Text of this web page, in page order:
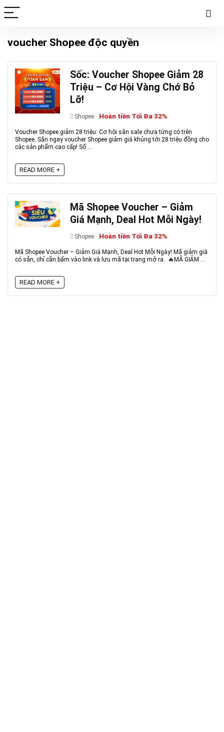
voucher Shopee độc quyền
Sốc: Voucher Shopee Giảm 28
Triệu – Cơ Hội Vàng Chớ Bỏ
Lỡ!
Shopee Hoàn tiền Tối Đa 32%
Voucher Shopee giảm 28 triệu: Cơ hội săn sale chưa từng có trên
Shopee. Săn ngay voucher Shopee giảm giá khủng tới 28 triệu đồng cho
các sản phẩm cao cấp! Số ...
READ MORE +
Mã Shopee Voucher – Giảm
Giá Mạnh, Deal Hot Mỗi Ngày!
Shopee Hoàn tiền Tối Đa 32%
Mã Shopee Voucher – Giảm Giá Mạnh, Deal Hot Mỗi Ngày! Mã giảm giá
có sẵn, chỉ cần bấm vào link và lưu mã tại trang mở ra. 🔥MÃ GIẢM ...
READ MORE +